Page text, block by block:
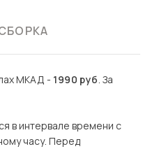
МКАД - 1990 руб. За
в интервале времени с
часу. Перед